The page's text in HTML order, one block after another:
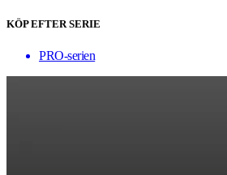
KÖP EFTER SERIE
PRO-serien